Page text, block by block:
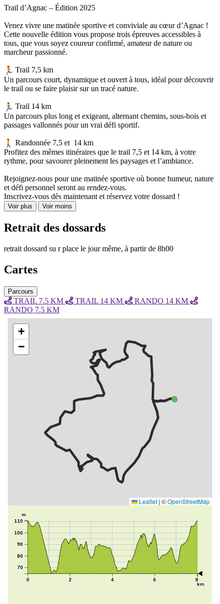
Trail d’Agnac – Édition 2025
Venez vivre une matinée sportive et conviviale au cœur d’Agnac !
Cette nouvelle édition vous propose trois épreuves accessibles à
tous, que vous soyez coureur confirmé, amateur de nature ou
marcheur passionné.
Trail 7,5 km
Un parcours court, dynamique et ouvert à tous, idéal pour découvrir
le trail ou se faire plaisir sur un tracé nature.
Trail 14 km
Un parcours plus long et exigeant, alternant chemins, sous-bois et
passages vallonnés pour un vrai défi sportif.
Randonnée 7,5 et 14 km
Profitez des mêmes itinéraires que le trail 7,5 et 14 km, à votre
rythme, pour savourer pleinement les paysages et l’ambiance.
Rejoignez-nous pour une matinée sportive où bonne humeur, nature
et défi personnel seront au rendez-vous.
Inscrivez-vous dès maintenant et réservez votre dossard !
Voir plus Voir moins
Retrait des dossards
retrait dossard su r place le jour même, à partir de 8h00
Cartes
Parcours
TRAIL 7.5 KM TRAIL 14 KM
RANDO 14 KM
RANDO 7.5 KM